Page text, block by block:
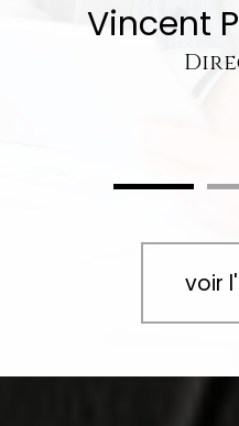
Vincent
voir